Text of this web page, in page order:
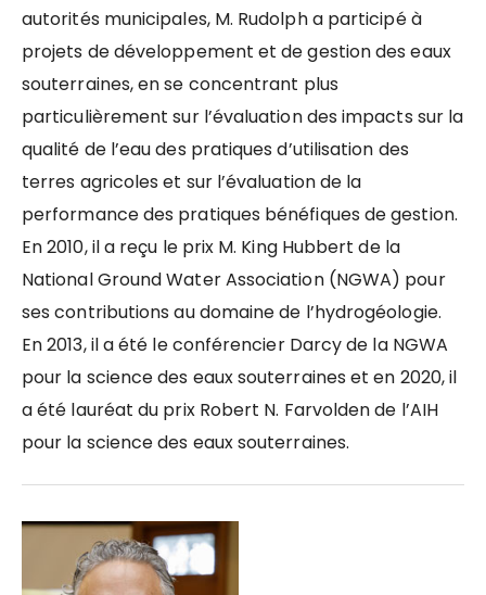
autorités municipales, M. Rudolph a participé à
projets de développement et de gestion des eaux
souterraines, en se concentrant plus
particulièrement sur l’évaluation des impacts sur la
qualité de l’eau des pratiques d’utilisation des
terres agricoles et sur l’évaluation de la
performance des pratiques bénéfiques de gestion.
En 2010, il a reçu le prix M. King Hubbert de la
National Ground Water Association (NGWA) pour
ses contributions au domaine de l’hydrogéologie.
En 2013, il a été le conférencier Darcy de la NGWA
pour la science des eaux souterraines et en 2020, il
a été lauréat du prix Robert N. Farvolden de l’AIH
pour la science des eaux souterraines.